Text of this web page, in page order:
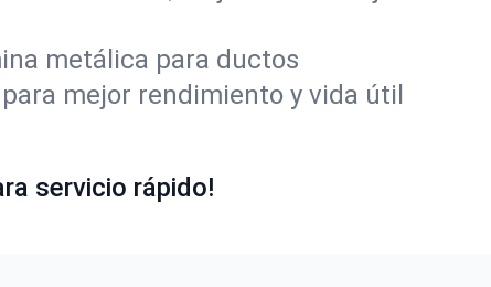
metálica para ductos
mejor rendimiento y vida útil
servicio rápido!